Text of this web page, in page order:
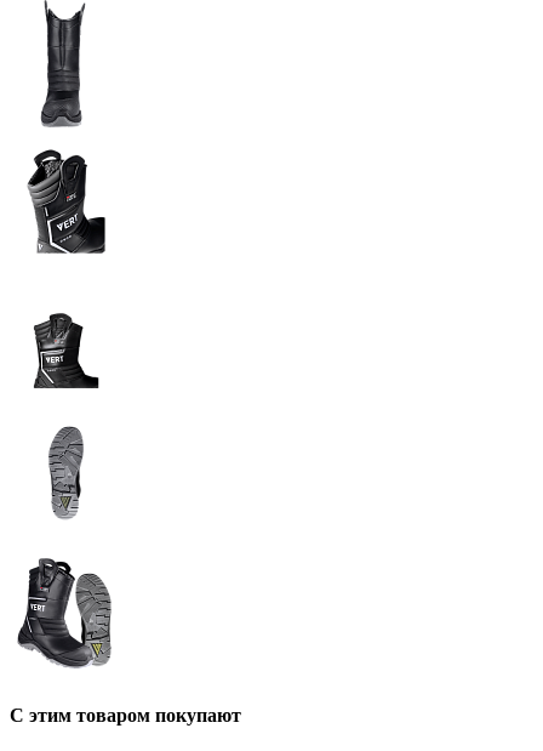
С этим товаром покупают